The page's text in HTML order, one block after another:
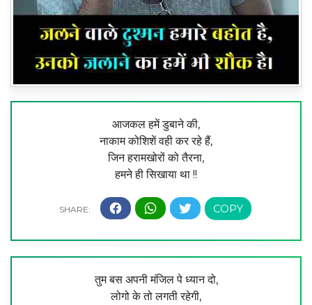
आजकल हमें डुबाने की,
नाकाम कोशिशें वही कर रहे हैं,
जिन हरामखोरों को तैरना,
हमने ही सिखाया था !!
तुम बस अपनी मंजिल पे ध्यान दो,
लोगो के तो लगती रहेगी,